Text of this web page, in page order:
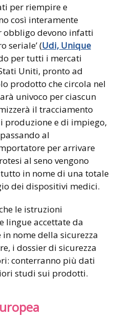
per riempire e
così interamente
devono infatti
seriale’ (Udi, Unique
per tutti i mercati
Uniti, pronto ad
prodotto che circola nel
univoco per ciascun
il tracciamento
produzione e di impiego,
al
per arrivare
al seno vengono
in nome di una totale
dei dispositivi medici.
le istruzioni
lingue accettate da
in nome della sicurezza
i dossier di sicurezza
conterranno più dati
studi sui prodotti.